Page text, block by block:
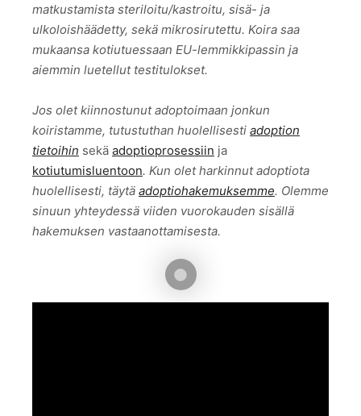
matkustamista steriloitu/kastroitu, sisä- ja
ulkoloishäädetty, sekä mikrosirutettu. Koira saa
mukaansa kotiutuessaan EU-lemmikkipassin ja
aiemmin luetellut testitulokset.
Jos olet kiinnostunut adoptoimaan jonkun
koiristamme, tutustuthan huolellisesti adoption
tietoihin sekä adoptioprosessiin ja
kotiutumisluentoon. Kun olet harkinnut adoptiota
huolellisesti, täytä adoptiohakemuksemme. Olemme
sinuun yhteydessä viiden vuorokauden sisällä
hakemuksen vastaanottamisesta.